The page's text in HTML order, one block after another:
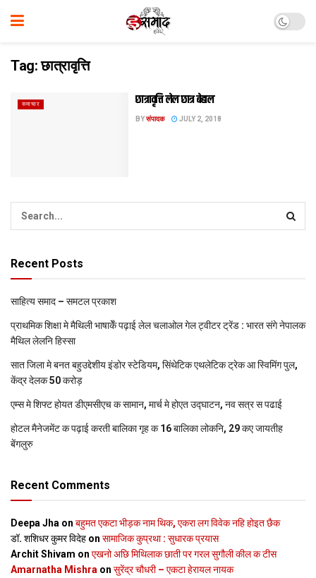
Tag:छात्रावृत्ति
समाचार छात्रावृत्ति लेल छात्र बेहाल
BYसंपादक JULY 2, 2018
Recent Posts
साहित्य समाद – समटल प्रकाश
प्राथमिक शि‍क्षा मे मैथि‍ली भाषाकेँ पढ़ाई लेल चलाओल गेल ट्वीटर ट्रेंड : भारत संगे नेपालक
मैथिल लेलनि हिस्सा
सात जिला मे बनत बहुउद्देशीय इंडोर स्‍टेडि‍यम, सिंथेटिक एथलेटिक ट्रेक आ स्विमिंग पुल,
केंद्र देलक 50 करोड़
एम्स मे शिफ्ट होयत डीएमसीएच क सामान, मार्च मे होएत उद्घाटन, नव सत्र स पढाई
होटल मैनेजमेंट क पढ़ाई करती बालिका गृह क 16 बालिका लोकनि, 29 कए जायतीह
बेंगलुरु
Recent Comments
Deepa Jha on बहुमत एकटा भीड़क नाम थिक, एकरा लग विवेक नहि होइत छैक
डॉ. शशिधर कुमर विदेह on सामाजिक कुप्रथा : सुधारक प्रयास
Archit Shivam on एखनो अछि मिथिलाक छाती पर गरल सुगौली कील क टीस
Amarnatha Mishra on सुरेंद्र चौधरी – एकटा हेरायल नायक